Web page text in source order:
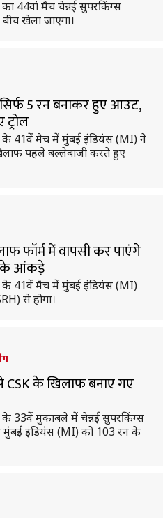
44वां मैच चेन्नई सुपरकिंग्स
खेला जाएगा।
5 रन बनाकर हुए आउट,
के 41वें मैच में मुंबई इंडियंस (MI) ने
पहले बल्लेबाजी करते हुए
फॉर्म में वापसी कर पाएंगे
आंकड़े
के 41वें मैच में मुंबई इंडियंस (MI)
से होगा।
CSK के खिलाफ बनाए गए
के 33वें मुकाबले में चेन्नई सुपरकिंग्स
मुंबई इंडियंस (MI) को 103 रन के